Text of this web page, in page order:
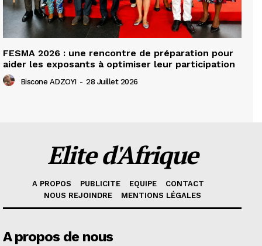
FESMA 2026 : une rencontre de préparation pour
aider les exposants à optimiser leur participation
Biscone ADZOYI - 28 Juillet 2026
Elite d'Afrique
A PROPOS PUBLICITE EQUIPE
CONTACT
NOUS REJOINDRE
MENTIONS LÉGALES
A propos de nous